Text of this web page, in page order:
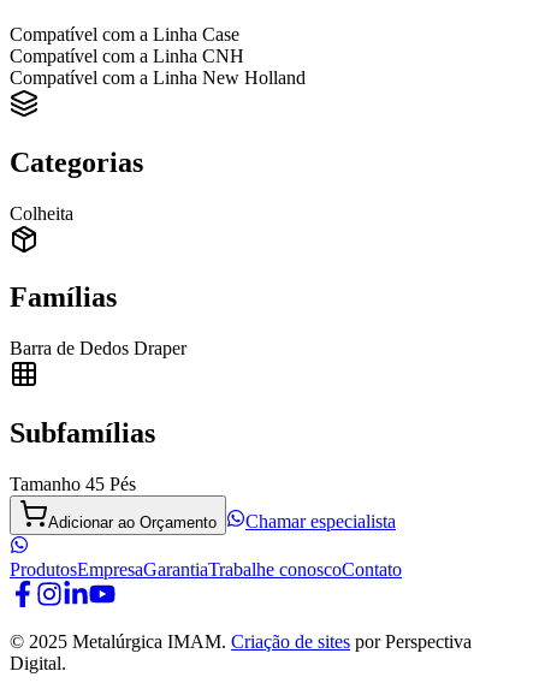
Compatível com a Linha Case
Compatível com a Linha CNH
Compatível com a Linha New Holland
Categorias
Colheita
Famílias
Barra de Dedos Draper
Subfamílias
Tamanho 45 Pés
Adicionar ao Orçamento Chamar especialista
ProdutosEmpresaGarantiaTrabalhe conoscoContato
© 2025 Metalúrgica IMAM. Criação de sites por Perspectiva
Digital.